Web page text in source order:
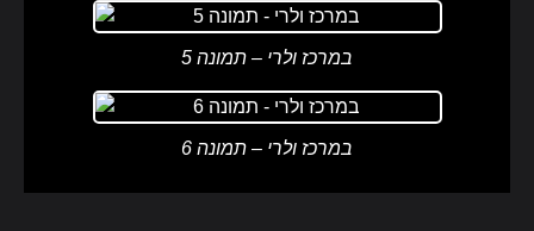
במרכז ולרי – תמונה 5
במרכז ולרי – תמונה 6